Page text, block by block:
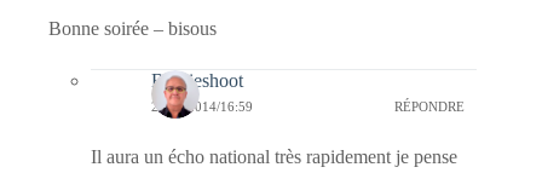
Bonne soirée – bisous
Bernieshoot
27/10/2014/16:59 RÉPONDRE
Il aura un écho national très rapidement je pense